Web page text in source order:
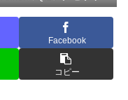
Facebook
コピー